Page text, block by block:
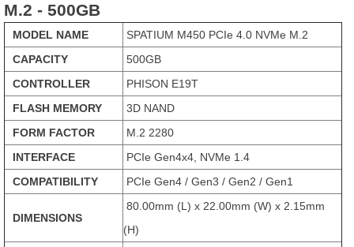
M.2 - 500GB
MODEL NAME
SPATIUM M450 PCIe 4.0 NVMe M.2
CAPACITY
500GB
CONTROLLER
PHISON E19T
FLASH MEMORY
3D NAND
FORM FACTOR
M.2 2280
INTERFACE
PCIe Gen4x4, NVMe 1.4
COMPATIBILITY
PCIe Gen4 / Gen3 / Gen2 / Gen1
DIMENSIONS
80.00mm (L) x 22.00mm (W) x 2.15mm
(H)